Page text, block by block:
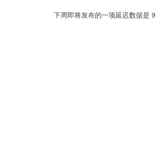
下周即将发布的一项延迟数据是 9